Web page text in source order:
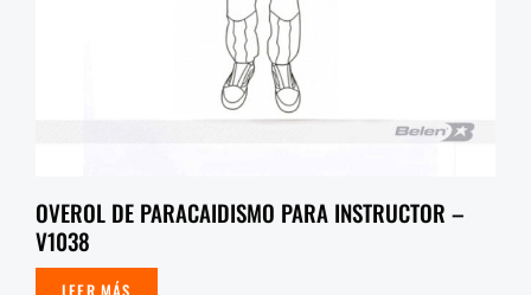
OVEROL DE PARACAIDISMO PARA INSTRUCTOR –
V1038